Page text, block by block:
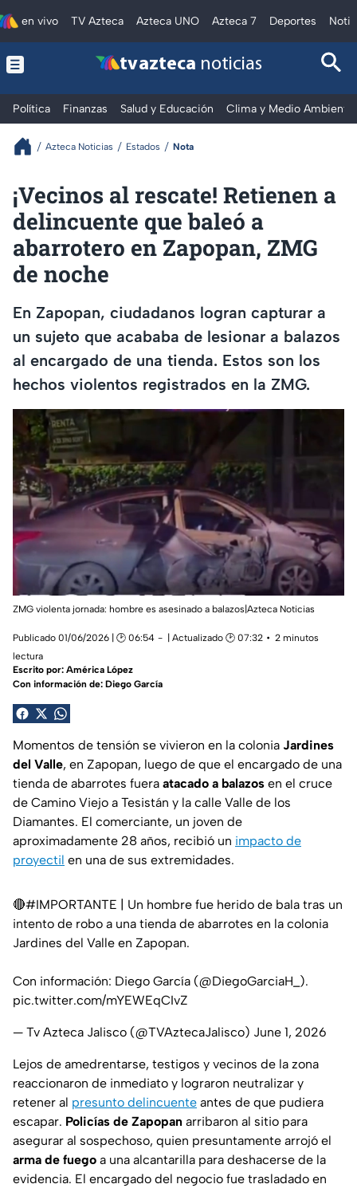
en vivo TV Azteca Azteca UNO Azteca 7 Deportes
tv azteca noticias
Política Finanzas Salud y Educación Clima y Medio Ambiente
Azteca Noticias Estados Nota
¡Vecinos al rescate! Retienen a
delincuente que baleó a
abarrotero en Zapopan, ZMG
de noche
En Zapopan, ciudadanos logran capturar a
un sujeto que acababa de lesionar a balazos
al encargado de una tienda. Estos son los
hechos violentos registrados en la ZMG.
ZMG violenta jornada: hombre es asesinado a balazos|Azteca Noticias
Publicado 01/06/2026 | 🕑 06:54 | Actualizado 🕑 07:32
2 minutos
lectura
Escrito por: América López
Con información de: Diego García
Momentos de tensión se vivieron en la colonia Jardines
del Valle, en Zapopan, luego de que el encargado de una
tienda de abarrotes fuera atacado a balazos en el cruce
de Camino Viejo a Tesistán y la calle Valle de los
Diamantes. El comerciante, un joven de
aproximadamente 28 años, recibió un impacto de
proyectil en una de sus extremidades.
🔴#IMPORTANTE | Un hombre fue herido de bala tras un
intento de robo a una tienda de abarrotes en la colonia
Jardines del Valle en Zapopan.
Con información: Diego García (@DiegoGarciaH_ ).
pic.twitter.com/mYEWEqCIvZ
— Tv Azteca Jalisco (@TVAztecaJalisco) June 1, 2026
Lejos de amedrentarse, testigos y vecinos de la zona
reaccionaron de inmediato y lograron neutralizar y
retener al presunto delincuente antes de que pudiera
escapar. Policías de Zapopan arribaron al sitio para
asegurar al sospechoso, quien presuntamente arrojó el
arma de fuego a una alcantarilla para deshacerse de la
evidencia. El encargado del negocio fue trasladado en